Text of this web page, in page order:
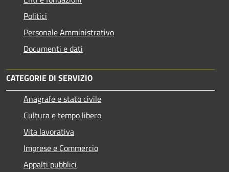
Politici
Personale Amministrativo
Documenti e dati
CATEGORIE DI SERVIZIO
Anagrafe e stato civile
Cultura e tempo libero
Vita lavorativa
Imprese e Commercio
Appalti pubblici